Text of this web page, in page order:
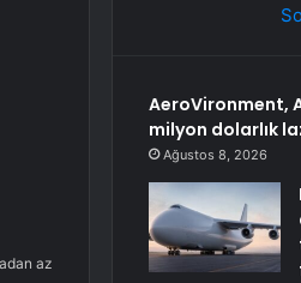
az
AeroVironment,
milyon dolarlık
Ağustos 8, 2026